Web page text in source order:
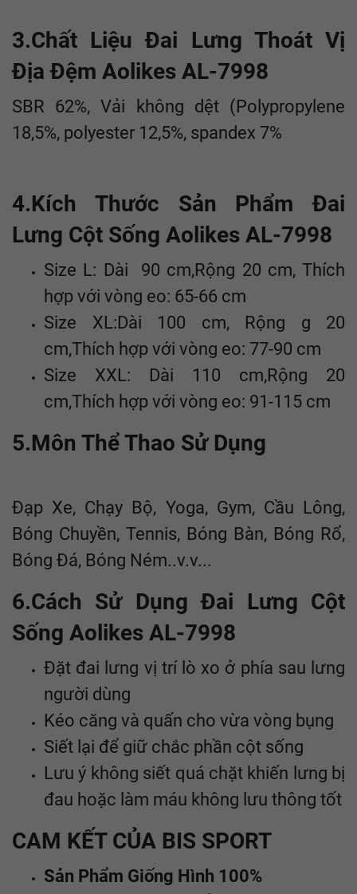
3.Chất Liệu Đai Lưng Thoát Vị
Địa Đệm Aolikes AL-7998
SBR 62%, Vải không dệt (Polypropylene
18,5%, polyester 12,5%, spandex 7%
4.Kích Thước Sản Phẩm Đai
Lưng Cột Sống Aolikes AL-7998
Size L: Dài 90 cm,Rộng 20 cm, Thích
hợp với vòng eo: 65-66 cm
Size XL:Dài 100 cm, Rộng g 20
cm,Thích hợp với vòng eo: 77-90 cm
Size XXL: Dài 110 cm,Rộng 20
cm,Thích hợp với vòng eo: 91-115 cm
5.Môn Thể Thao Sử Dụng
Đạp Xe, Chạy Bộ, Yoga, Gym, Cầu Lông,
Bóng Chuyền, Tennis, Bóng Bàn, Bóng Rổ,
Bóng Đá, Bóng Ném..v.v...
6.Cách Sử Dụng Đai Lưng Cột
Sống Aolikes AL-7998
Đặt đai lưng vị trí lò xo ở phía sau lưng
người dùng
Kéo căng và quấn cho vừa vòng bụng
Siết lại để giữ chắc phần cột sống
Lưu ý không siết quá chặt khiến lưng bị
đau hoặc làm máu không lưu thông tốt
CAM KẾT CỦA BIS SPORT
Sản Phẩm Giống Hình 100%